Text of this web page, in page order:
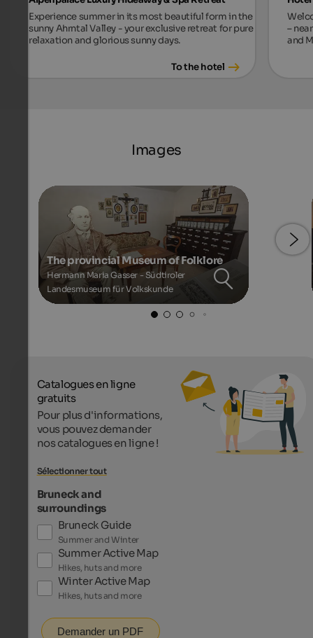
Experience summer in its most beautiful form in the
sunny Ahrntal Valley - your exclusive retreat for pure
relaxation and glorious sunny days.
To the hotel
–
and
Images
The provincial Museum of Folklore
Hermann Maria Gasser - Südtiroler
Landesmuseum für Volkskunde
Catalogues en ligne
gratuits
Pour plus d'informations,
vous pouvez demander
nos catalogues en ligne !
Sélectionner tout
Bruneck and
surroundings
Bruneck Guide
Summer and Winter
Summer Active Map
Hikes, huts and more
Winter Active Map
Hikes, huts and more
Demander un PDF